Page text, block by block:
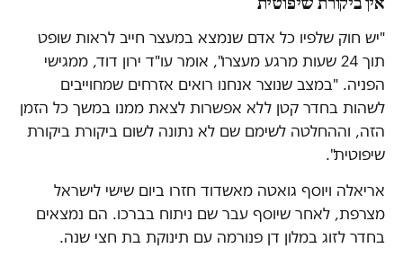
"יש חוק שלפיו כל אדם שנמצא במעצר חייב לראות שופט
תוך 24 שעות מרגע מעצרו", אומר עו"ד ירון דוד, ממגישי
הפניה. "במצב שנוצר אנחנו רואים אזרחים שמחוייבים
לשהות בחדר קטן ללא אפשרות לצאת ממנו במשך כל הזמן
הזה, וההחלטה לשימם שם לא נתונה לשום ביקורת ביקורת
שיפוטית".
אריאלה ויוסף גואטה מאשדוד חזרו ביום שישי לישראל
מצרפת, לאחר שיוסף עבר שם ניתוח בברכו. הם נמצאים
בחדר לזוג במלון דן פנורמה עם תינוקת בת חצי שנה.